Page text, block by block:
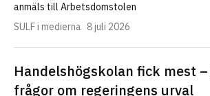
anmäls till Arbetsdomstolen
SULF i medierna 8 juli 2026
Handelshögskolan fick mest
frågor om regeringens urval